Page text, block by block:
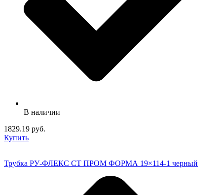
В наличии
1829.19 руб.
Купить
Трубка РУ-ФЛЕКС СТ ПРОМ ФОРМА 19×114-1 черный